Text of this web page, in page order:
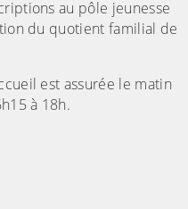
au pôle jeunesse
du quotient familial de
est assurée le matin
à 18h.